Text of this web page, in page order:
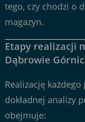
tego, czy chodzi o
magazyn.
Etapy realizacji
Dąbrowie
Realizację
dokładnej analizy
obejmuje: